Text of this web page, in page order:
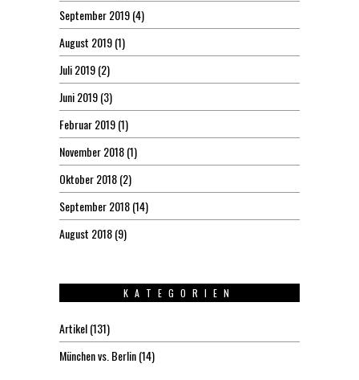
September 2019(4)
August 2019(1)
Juli 2019(2)
Juni 2019(3)
Februar 2019(1)
November 2018(1)
Oktober 2018(2)
September 2018(14)
August 2018(9)
KATEGORIEN
Artikel(131)
München vs. Berlin(14)